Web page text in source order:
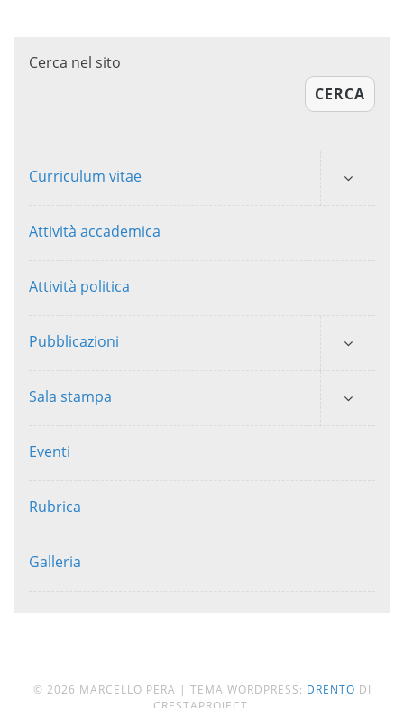
Cerca nel sito
CERCA
Curriculum vitae
Attività accademica
Attività politica
Pubblicazioni
Sala stampa
Eventi
Rubrica
Galleria
© 2026 MARCELLO PERA | TEMA WORDPRESS: DRENTO DI